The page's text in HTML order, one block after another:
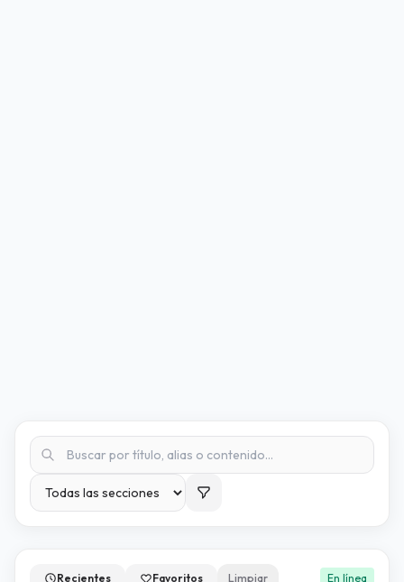
Recientes Favoritos Limpiar En línea